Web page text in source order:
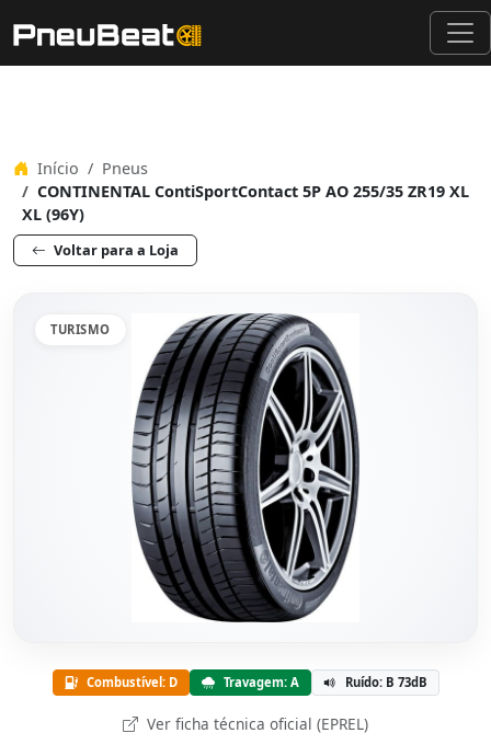
Início
Pneus
CONTINENTAL ContiSportContact 5P AO 255/35 ZR19 XL
XL (96Y)
Voltar para a Loja
TURISMO
Combustível: D Travagem: A Ruído: B 73dB
Ver ficha técnica oficial (EPREL)